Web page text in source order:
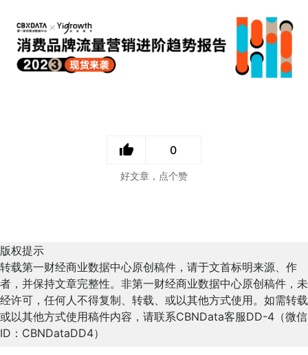
0
好文章，点个赞
版权提示
转载第一财经商业数据中心原创稿件，请于文首标明来源、作
者，并保持文章完整性。非第一财经商业数据中心原创稿件，未
经许可，任何人不得复制、转载、或以其他方式使用。如需转载
或以其他方式使用稿件内容，请联系CBNData客服DD-4（微信
ID：CBNDataDD4）